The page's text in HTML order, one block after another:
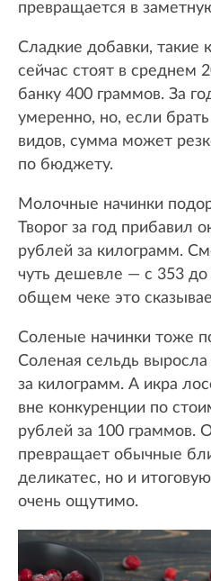
превращается в
Сладкие добавки, такие
сейчас стоят в среднем
банку 400 граммов. За
умеренно, но, если
видов, сумма может
по бюджету.
Молочные начинки
Творог за год прибавил
рублей за килограмм.
чуть дешевле — с 353 до
общем чеке это
Соленые начинки тоже
Соленая сельдь
за килограмм. А икра
вне конкуренции по
рублей за 100 граммов.
превращает обычные
деликатес, но и
очень ощутимо.